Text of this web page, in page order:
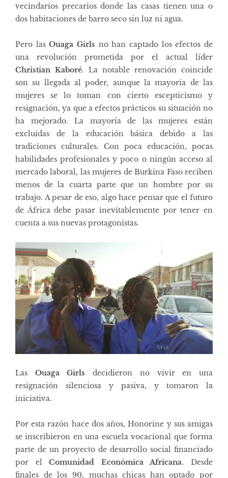
vecindarios precarios donde las casas tienen una o
dos habitaciones de barro seco sin luz ni agua.
Pero lasOuaga Girls no han captado los efectos de
una revolución prometida por el actual líder
Christian Kaboré. La notable renovación coincide
son su llegada al poder, aunque la mayoría de las
mujeres se lo toman con cierto escepticismo y
resignación, ya que a efectos prácticos su situación no
ha mejorado. La mayoría de las mujeres están
excluidas de la educación básica debido a las
tradiciones culturales. Con poca educación, pocas
habilidades profesionales y poco o ningún acceso al
mercado laboral, las mujeres de Burkina Faso reciben
menos de la cuarta parte que un hombre por su
trabajo. A pesar de eso, algo hace pensar que el futuro
de África debe pasar inevitablemente por tener en
cuenta a sus nuevas protagonistas.
Las Ouaga Girls decidieron no vivir en una
resignación silenciosa y pasiva, y tomaron la
iniciativa.
Por esta razón hace dos años, Honorine y sus amigas
se inscribieron en una escuela vocacional que forma
parte de un proyecto de desarrollo social financiado
por elComunidad Económica Africana. Desde
finales de los 90, muchas chicas han optado por